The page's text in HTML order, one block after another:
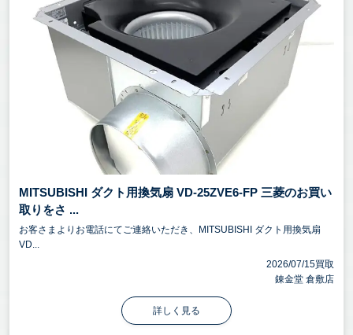
MITSUBISHI ダクト用換気扇 VD-25ZVE6-FP 三菱のお買い
取りをさ ...
お客さまよりお電話にてご連絡いただき、MITSUBISHI ダクト用換気扇
VD...
2026/07/15買取
錬金堂 倉敷店
詳しく見る